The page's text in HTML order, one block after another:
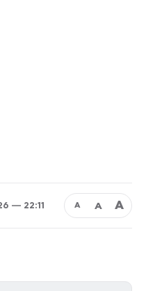
— 22:11 Α Α Α